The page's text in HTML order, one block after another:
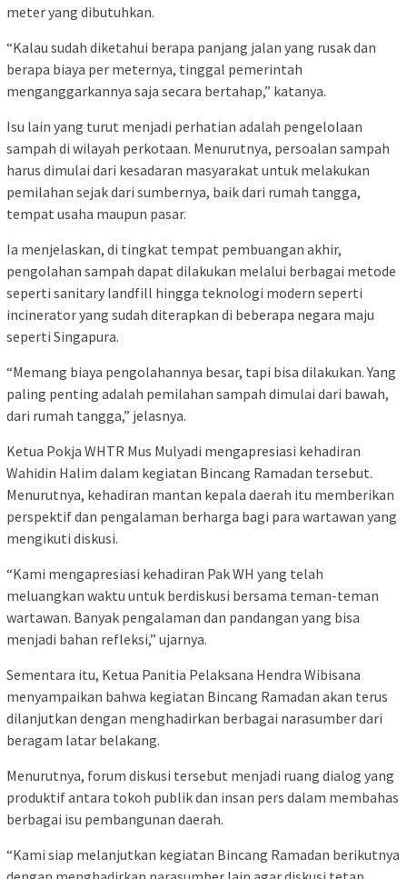
meter yang dibutuhkan.
“Kalau sudah diketahui berapa panjang jalan yang rusak dan
berapa biaya per meternya, tinggal pemerintah
menganggarkannya saja secara bertahap,” katanya.
Isu lain yang turut menjadi perhatian adalah pengelolaan
sampah di wilayah perkotaan. Menurutnya, persoalan sampah
harus dimulai dari kesadaran masyarakat untuk melakukan
pemilahan sejak dari sumbernya, baik dari rumah tangga,
tempat usaha maupun pasar.
Ia menjelaskan, di tingkat tempat pembuangan akhir,
pengolahan sampah dapat dilakukan melalui berbagai metode
seperti sanitary landfill hingga teknologi modern seperti
incinerator yang sudah diterapkan di beberapa negara maju
seperti Singapura.
“Memang biaya pengolahannya besar, tapi bisa dilakukan. Yang
paling penting adalah pemilahan sampah dimulai dari bawah,
dari rumah tangga,” jelasnya.
Ketua Pokja WHTR Mus Mulyadi mengapresiasi kehadiran
Wahidin Halim dalam kegiatan Bincang Ramadan tersebut.
Menurutnya, kehadiran mantan kepala daerah itu memberikan
perspektif dan pengalaman berharga bagi para wartawan yang
mengikuti diskusi.
“Kami mengapresiasi kehadiran Pak WH yang telah
meluangkan waktu untuk berdiskusi bersama teman-teman
wartawan. Banyak pengalaman dan pandangan yang bisa
menjadi bahan refleksi,” ujarnya.
Sementara itu, Ketua Panitia Pelaksana Hendra Wibisana
menyampaikan bahwa kegiatan Bincang Ramadan akan terus
dilanjutkan dengan menghadirkan berbagai narasumber dari
beragam latar belakang.
Menurutnya, forum diskusi tersebut menjadi ruang dialog yang
produktif antara tokoh publik dan insan pers dalam membahas
berbagai isu pembangunan daerah.
“Kami siap melanjutkan kegiatan Bincang Ramadan berikutnya